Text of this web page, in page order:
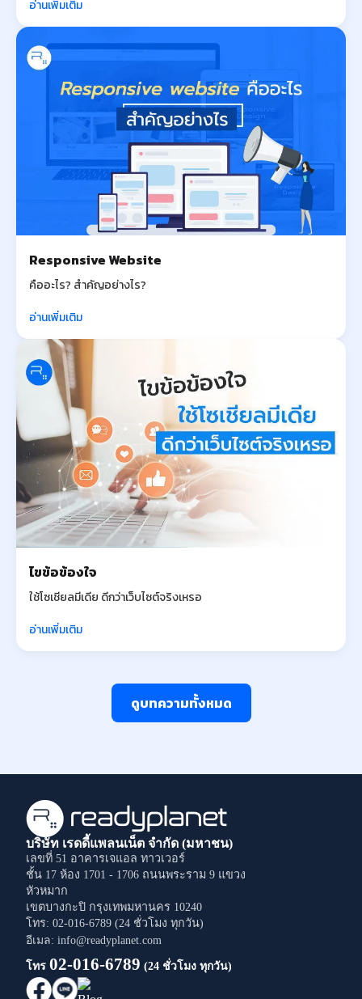
อ่านเพิ่มเติม
Responsive Website
คืออะไร? สำคัญอย่างไร?
อ่านเพิ่มเติม
ไขข้อข้องใจ
ใช้โซเชียลมีเดีย ดีกว่าเว็บไซต์จริงเหรอ
อ่านเพิ่มเติม
ดูบทความทั้งหมด
บริษัท เรดดี้แพลนเน็ต จำกัด (มหาชน)
เลขที่ 51 อาคารเจแอล ทาวเวอร์
ชั้น 17 ห้อง 1701 - 1706 ถนนพระราม 9 แขวง
หัวหมาก
เขตบางกะปิ กรุงเทพมหานคร 10240
โทร: 02-016-6789 (24 ชั่วโมง ทุกวัน)
อีเมล: info@readyplanet.com
โทร 02-016-6789 (24 ชั่วโมง ทุกวัน)